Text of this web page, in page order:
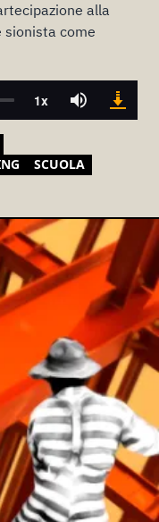
alla
sionista come
SCUOLA